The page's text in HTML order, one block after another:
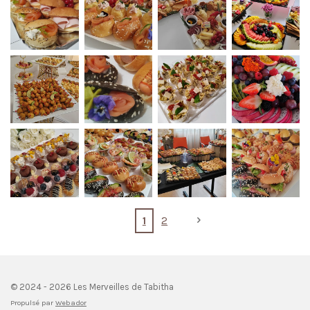
1 2
© 2024 - 2026 Les Merveilles de Tabitha
Propulsé par Webador